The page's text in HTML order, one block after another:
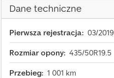
Dane techniczne
Pierwsza rejestracja: 03/2019
Rozmiar opony: 435/50R19.5
Przebieg: 1 001 km